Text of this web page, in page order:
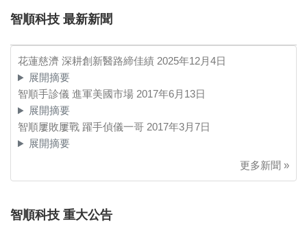
智順科技 最新新聞
花蓮慈濟 深耕創新醫路締佳績 2025年12月4日
展開摘要
智順手診儀 進軍美國市場 2017年6月13日
展開摘要
智順屢敗屢戰 躍手偵儀一哥 2017年3月7日
展開摘要
更多新聞 »
智順科技 重大公告